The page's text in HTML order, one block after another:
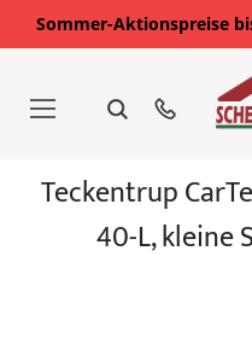
Sommer-Aktionspreise
springen
Teckentrup
40-L, kleine